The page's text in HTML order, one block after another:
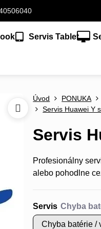
Servis Tablet
Úvod PONUKA
Servis Huawei Y
Servis
Profesionálny
alebo pohodlne
Servis
Chyba batérie /